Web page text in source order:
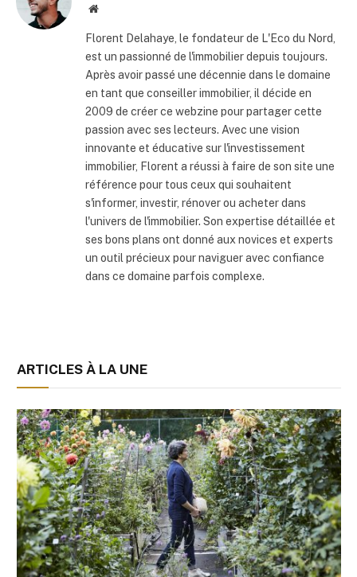
Site
Florent Delahaye, le fondateur de L'Eco du Nord,
est un passionné de l'immobilier depuis toujours.
Après avoir passé une décennie dans le domaine
en tant que conseiller immobilier, il décide en
2009 de créer ce webzine pour partager cette
passion avec ses lecteurs. Avec une vision
innovante et éducative sur l'investissement
immobilier, Florent a réussi à faire de son site une
référence pour tous ceux qui souhaitent
s'informer, investir, rénover ou acheter dans
l'univers de l'immobilier. Son expertise détaillée et
ses bons plans ont donné aux novices et experts
un outil précieux pour naviguer avec confiance
dans ce domaine parfois complexe.
ARTICLES À LA UNE